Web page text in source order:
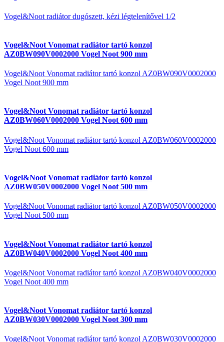
Vogel&Noot radiátor dugószett, kézi légtelenítővel 1/2
Vogel&Noot Vonomat radiátor tartó konzol
AZ0BW090V0002000 Vogel Noot 900 mm
Vogel&Noot Vonomat radiátor tartó konzol AZ0BW090V0002000
Vogel Noot 900 mm
Vogel&Noot Vonomat radiátor tartó konzol
AZ0BW060V0002000 Vogel Noot 600 mm
Vogel&Noot Vonomat radiátor tartó konzol AZ0BW060V0002000
Vogel Noot 600 mm
Vogel&Noot Vonomat radiátor tartó konzol
AZ0BW050V0002000 Vogel Noot 500 mm
Vogel&Noot Vonomat radiátor tartó konzol AZ0BW050V0002000
Vogel Noot 500 mm
Vogel&Noot Vonomat radiátor tartó konzol
AZ0BW040V0002000 Vogel Noot 400 mm
Vogel&Noot Vonomat radiátor tartó konzol AZ0BW040V0002000
Vogel Noot 400 mm
Vogel&Noot Vonomat radiátor tartó konzol
AZ0BW030V0002000 Vogel Noot 300 mm
Vogel&Noot Vonomat radiátor tartó konzol AZ0BW030V0002000